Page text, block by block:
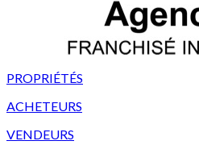
PROPRIÉTÉS
ACHETEURS
VENDEURS